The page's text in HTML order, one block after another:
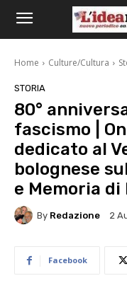
Home Culture/Cultura
STORIA
80°
fascismo |
dedicato al
bolognese
e Memoria di
By Redazione 2
Facebook